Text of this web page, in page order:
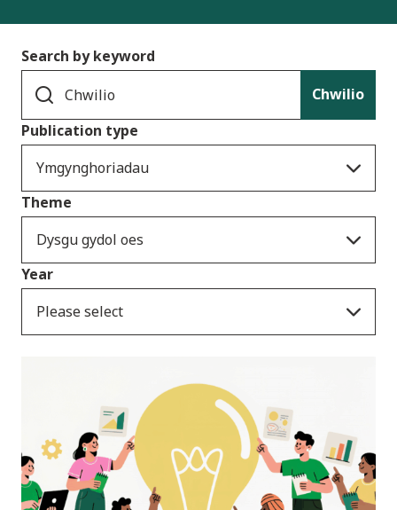
Search by keyword
Chwilio
Publication type
Ymgynghoriadau
Theme
Dysgu gydol oes
Year
Please select
Newyddion